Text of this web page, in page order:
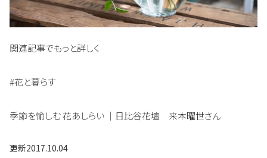
関連記事でもっと詳しく
#花と暮らす
季節を愉しむ 花あしらい ｜日比谷花壇 来本曜世さん
更新2017.10.04